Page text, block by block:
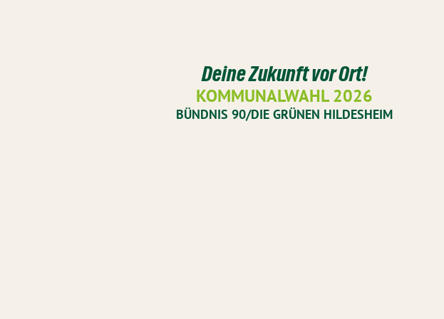
Deine Zukunft vor Ort!
KOMMUNALWAHL 2026
BÜNDNIS 90/DIE GRÜNEN HILDESHEIM